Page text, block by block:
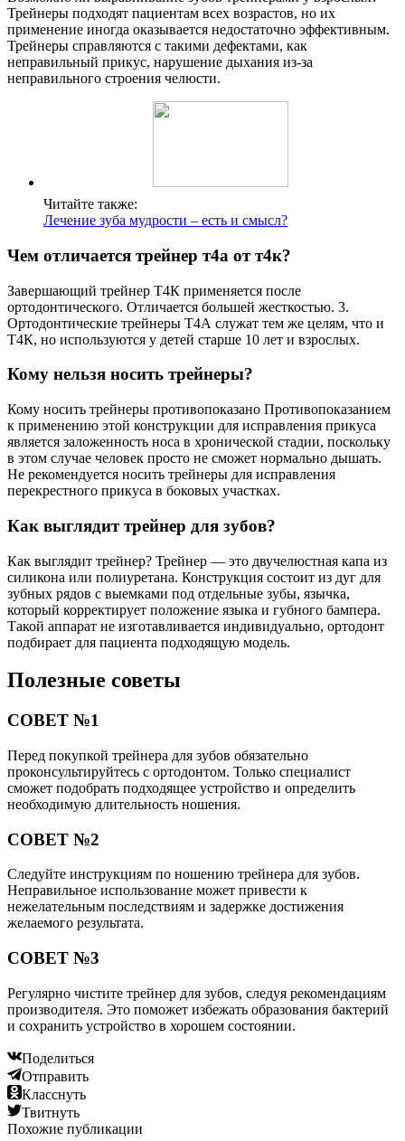
Трейнеры подходят пациентам всех возрастов, но их
применение иногда оказывается недостаточно эффективным.
Трейнеры справляются с такими дефектами, как
неправильный прикус, нарушение дыхания из-за
неправильного строения челюсти.
Читайте также:
Лечение зуба мудрости – есть и смысл?
Чем отличается трейнер т4а от т4к?
Завершающий трейнер Т4К применяется после
ортодонтического. Отличается большей жесткостью. 3.
Ортодонтические трейнеры Т4А служат тем же целям, что и
Т4К, но используются у детей старше 10 лет и взрослых.
Кому нельзя носить трейнеры?
Кому носить трейнеры противопоказано Противопоказанием
к применению этой конструкции для исправления прикуса
является заложенность носа в хронической стадии, поскольку
в этом случае человек просто не сможет нормально дышать.
Не рекомендуется носить трейнеры для исправления
перекрестного прикуса в боковых участках.
Как выглядит трейнер для зубов?
Как выглядит трейнер? Трейнер — это двучелюстная капа из
силикона или полиуретана. Конструкция состоит из дуг для
зубных рядов с выемками под отдельные зубы, язычка,
который корректирует положение языка и губного бампера.
Такой аппарат не изготавливается индивидуально, ортодонт
подбирает для пациента подходящую модель.
Полезные советы
СОВЕТ №1
Перед покупкой трейнера для зубов обязательно
проконсультируйтесь с ортодонтом. Только специалист
сможет подобрать подходящее устройство и определить
необходимую длительность ношения.
СОВЕТ №2
Следуйте инструкциям по ношению трейнера для зубов.
Неправильное использование может привести к
нежелательным последствиям и задержке достижения
желаемого результата.
СОВЕТ №3
Регулярно чистите трейнер для зубов, следуя рекомендациям
производителя. Это поможет избежать образования бактерий
и сохранить устройство в хорошем состоянии.
Поделиться
Отправить
Класснуть
Твитнуть
Похожие публикации